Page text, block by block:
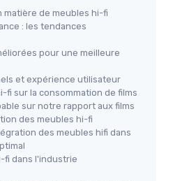
matière de meubles hi-fi
: les tendances
pour une meilleure
et expérience utilisateur
fi sur la consommation de films
sur notre rapport aux films
des meubles hi-fi
des meubles hifi dans
fi dans l'industrie